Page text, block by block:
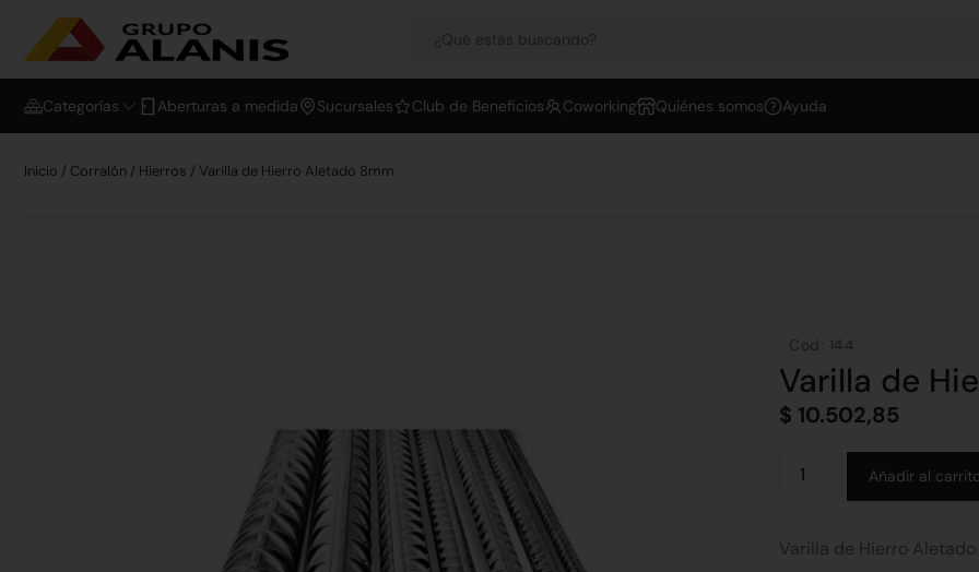
Categorías Aberturas a medida Sucursales Club de Beneficios Coworking Quiénes somos Ayuda
Inicio / Corralón / Hierros / Varilla de Hierro Aletado 8mm
Cod: 144
Varilla de
$ 10.502,85
Añadir al
Varilla de Hierro